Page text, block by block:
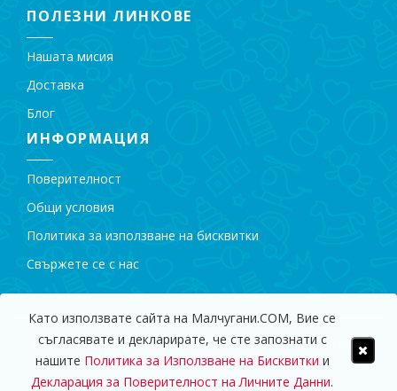
Като използвате сайта на Малчугани.COM, Вие се
съгласявате и декларирате, че сте запознати с
нашите Политика за Използване на Бисквитки и
Декларация за Поверителност на Личните Данни.
ПОЛЕЗНИ ЛИНКОВЕ
Нашата мисия
Доставка
Блог
ИНФОРМАЦИЯ
Поверителност
Общи условия
Политика за използване на бисквитки
Свържете се с нас
© 2009 - 2018 Магазин за Детски Играчки "Малчугани".
Всички права запазени.